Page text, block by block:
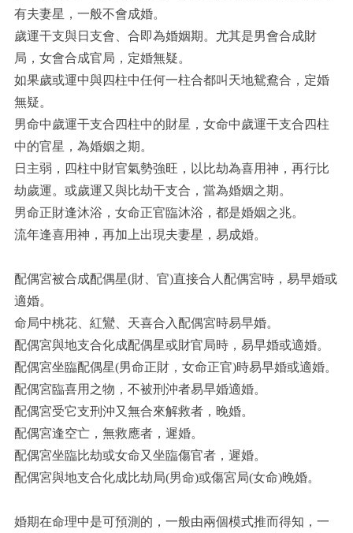
有夫妻星，一般不會成婚。
歲運干支與日支會、合即為婚姻期。尤其是男會合成財
局，女會合成官局，定婚無疑。
如果歲或運中與四柱中任何一柱合都叫天地鴛鴦合，定婚
無疑。
男命中歲運干支合四柱中的財星，女命中歲運干支合四柱
中的官星，為婚姻之期。
日主弱，四柱中財官氣勢強旺，以比劫為喜用神，再行比
劫歲運。或歲運又與比劫干支合，當為婚姻之期。
男命正財逢沐浴，女命正官臨沐浴，都是婚姻之兆。
流年逢喜用神，再加上出現夫妻星，易成婚。
配偶宮被合成配偶星(財、官)直接合人配偶宮時，易早婚或
適婚。
命局中桃花、紅鸞、天喜合入配偶宮時易早婚。
配偶宮與地支合化成配偶星或財官局時，易早婚或適婚。
配偶宮坐臨配偶星(男命正財，女命正官)時易早婚或適婚。
配偶宮臨喜用之物，不被刑沖者易早婚適婚。
配偶宮受它支刑沖又無合來解救者，晚婚。
配偶宮逢空亡，無救應者，遲婚。
配偶宮坐臨比劫或女命又坐臨傷官者，遲婚。
配偶宮與地支合化成比劫局(男命)或傷宮局(女命)晚婚。
婚期在命理中是可預測的，一般由兩個模式推而得知，一